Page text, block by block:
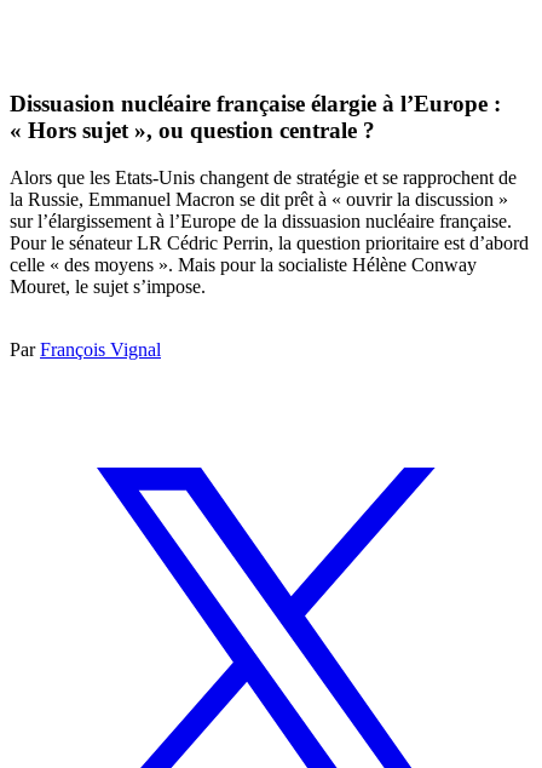
Dissuasion nucléaire française élargie à l’Europe :
« Hors sujet », ou question centrale ?
Alors que les Etats-Unis changent de stratégie et se rapprochent de
la Russie, Emmanuel Macron se dit prêt à « ouvrir la discussion »
sur l’élargissement à l’Europe de la dissuasion nucléaire française.
Pour le sénateur LR Cédric Perrin, la question prioritaire est d’abord
celle « des moyens ». Mais pour la socialiste Hélène Conway
Mouret, le sujet s’impose.
ParFrançois Vignal